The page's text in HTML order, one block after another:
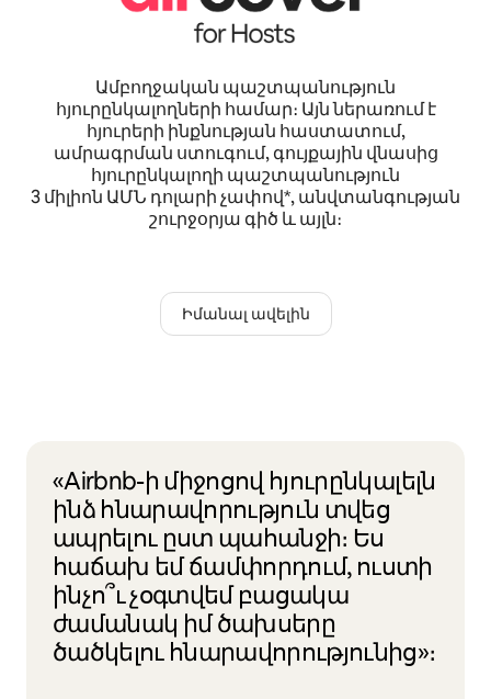
Ամբողջական պաշտպանություն
հյուրընկալողների համար։ Այն ներառում է
հյուրերի ինքնության հաստատում,
ամրագրման ստուգում, գույքային վնասից
հյուրընկալողի պաշտպանություն
3 միլիոն ԱՄՆ դոլարի չափով*, անվտանգության
շուրջօրյա գիծ և այլն։
Իմանալ ավելին
«Airbnb-ի միջոցով հյուրընկալելն
ինձ հնարավորություն տվեց
ապրելու ըստ պահանջի։ Ես
հաճախ եմ ճամփորդում, ուստի
ինչո՞ւ չօգտվեմ բացակա
ժամանակ իմ ծախսերը
ծածկելու հնարավորությունից»։